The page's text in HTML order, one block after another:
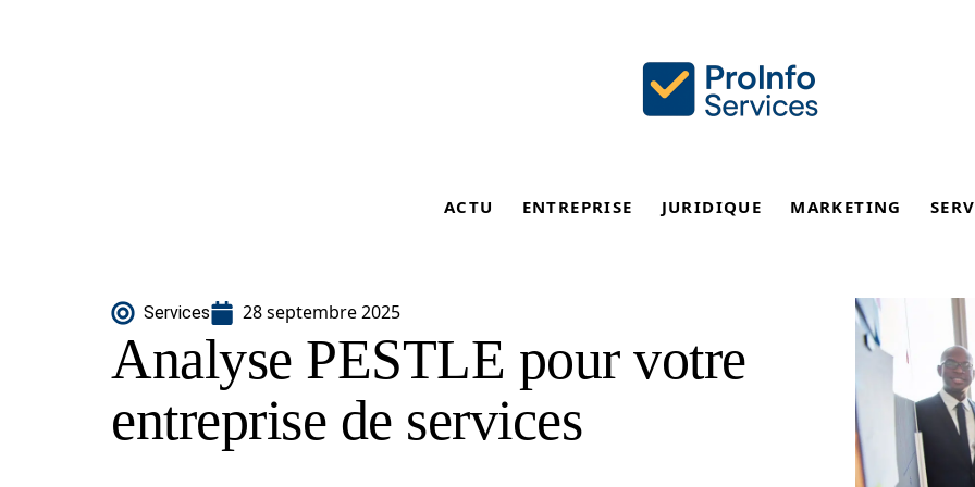
ACTU ENTREPRISE JURIDIQUE MARKETING
Services 28 septembre 2025
Analyse PESTLE pour votre
entreprise de services